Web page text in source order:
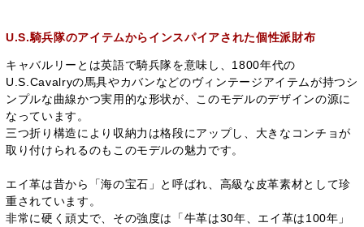
U.S.騎兵隊のアイテムからインスパイアされた個性派財布
キャバルリーとは英語で騎兵隊を意味し、1800年代の
U.S.Cavalryの馬具やカバンなどのヴィンテージアイテムが持つシ
ンプルな曲線かつ実用的な形状が、このモデルのデザインの源に
なっています。
三つ折り構造により収納力は格段にアップし、大きなコンチョが
取り付けられるのもこのモデルの魅力です。
エイ革は昔から「海の宝石」と呼ばれ、高級な皮革素材として珍
重されています。
非常に硬く頑丈で、その強度は「牛革は30年、エイ革は100年」